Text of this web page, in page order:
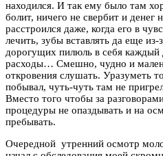
находился. И так ему было там
болит, ничего не свербит и денег
расстроился даже, когда его в
лечить, зубы вставлять да еще из-
дорогущих пилюль в себя
расходы… Смешно, чудно и
откровения слушать. Уразуметь
побывал, чуть-чуть там не
Вместо того чтобы за
процедуры не опаздывать и на
пребывать.
Очередной утренний осмотр